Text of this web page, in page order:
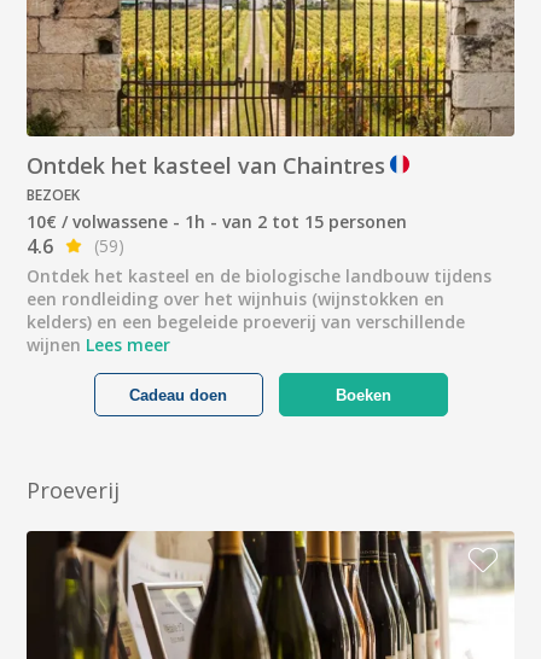
Ontdek het kasteel van Chaintres
BEZOEK
10€ / volwassene - 1h - van 2 tot 15 personen
4.6
(59)
Ontdek het kasteel en de biologische landbouw tijdens
een rondleiding over het wijnhuis (wijnstokken en
kelders) en een begeleide proeverij van verschillende
wijnen Lees meer
Boeken
Cadeau doen
Proeverij